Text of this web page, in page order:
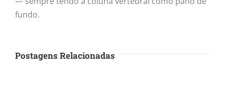
fundo.
Postagens Relacionadas